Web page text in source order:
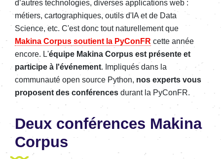
d’autres technologies, diverses applications web :
métiers, cartographiques, outils d'IA et de Data
Science, etc. C'est donc tout naturellement que
Makina Corpus soutient la PyConFR cette année
encore. L'équipe Makina Corpus est présente et
participe à l'événement. Impliqués dans la
communauté open source Python, nos experts vous
proposent des conférences durant la PyConFR.
Deux conférences Makina
Corpus